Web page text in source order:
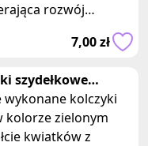
rozwój
7,00 zł
szydełkowe
wykonane kolczyki
kolorze zielonym
kwiatków z